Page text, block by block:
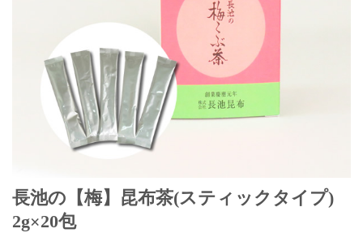
長池の【梅】昆布茶(スティックタイプ)
2g×20包